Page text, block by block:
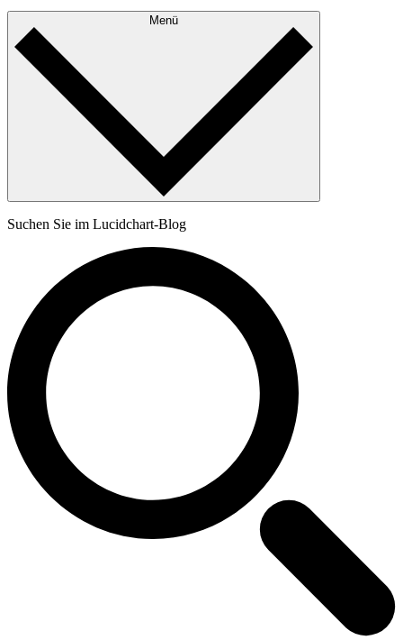
Menü
Suchen Sie im Lucidchart-Blog